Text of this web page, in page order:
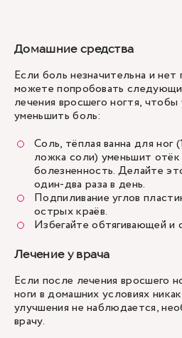
Домашние средства
Если боль незначительна и
можете попробовать
лечения вросшего ногтя, чтобы
уменьшить боль:
Соль, тёплая ванна для ног
ложка соли) уменьшит отёк
болезненность. Делайте
один-два раза в день.
Подпиливание углов
острых краёв.
Избегайте обтягивающей и
Лечение у врача
Если после лечения вросшего
ноги в домашних условиях
улучшения не наблюдается,
врачу.